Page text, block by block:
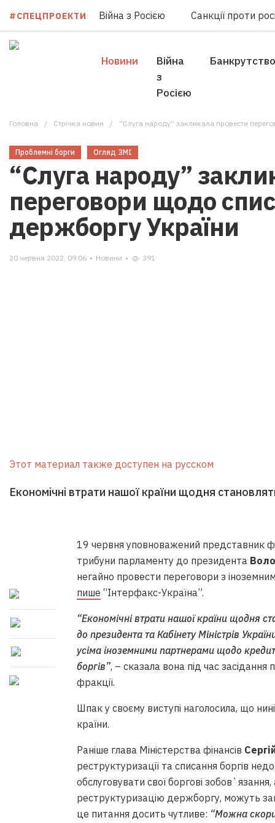
#СПЕЦПРОЕКТИ Війна з Росією Санкції проти
Новини
Війна
з
Росією
Банкрутство
Головна Стрічка новин “Слуга народу” закликала провести
Проблемні борги Огляд ЗМІ
“Слуга народу”
переговори щодо
держборгу України
20 червня 2022, 09:06 • Новини • 391
Этот материал также доступен на русском
Економічні втрати нашої країни щодня
19 червня уповноважений представник
трибуни парламенту до президента
негайно провести переговори з
пише “Інтерфакс-Україна”.
“Економічні втрати нашої країни щодня
до президента та Кабінету Міністрів
усіма іноземними партнерами щодо
боргів”, – сказала вона під час
фракції.
Шпак у своєму виступі наголосила, що
країни.
Раніше глава Міністерства фінансів
реструктуризації та списання боргів
обслуговувати свої боргові
реструктуризацію держборгу, можуть
це питання досить чутливе: “Можна